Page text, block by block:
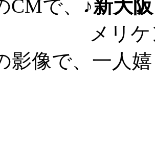
CMで、♪新大阪
ンパー
影像で、一人